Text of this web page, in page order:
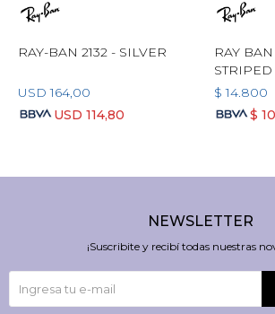
RAY-BAN 2132 - SILVER
USD 164,00
USD 114,80
RAY
$ 14.800
$
NEWSLETTER
¡Suscribite y recibí todas nuestras